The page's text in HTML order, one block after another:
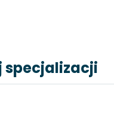
specjalizacji